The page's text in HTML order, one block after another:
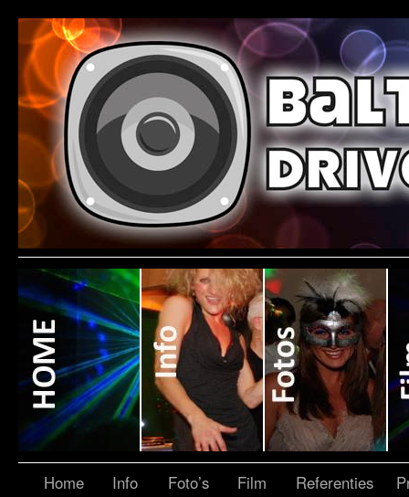
Home Info Foto’s Film Referenties